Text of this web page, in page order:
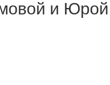
и Юрой